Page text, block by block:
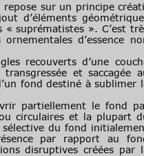
sur un principe
d’éléments
suprématistes ». C’est
d’essence
recouverts d’une
et saccagée
fond destiné à sublimer
partiellement le fond
circulaires et la plupart
du fond
par rapport au
disruptives créées par